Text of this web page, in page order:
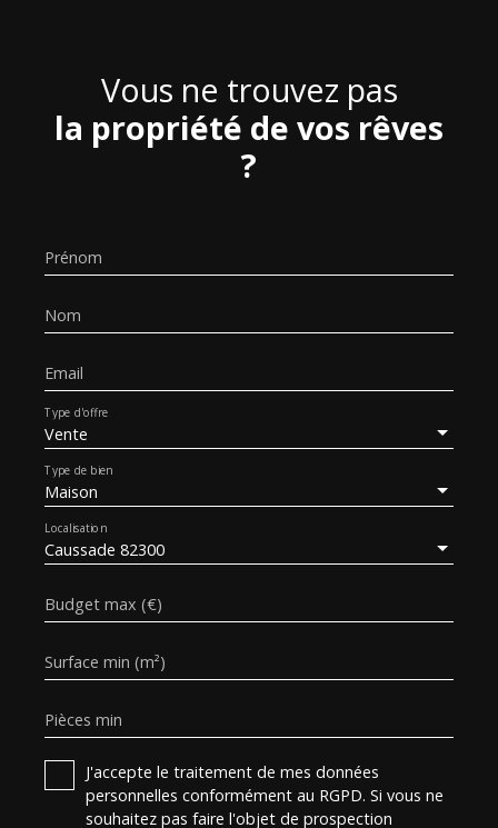
Vous ne trouvez pas
la propriété de vos rêves
?
Prénom
Nom
Email
Vente
Type d'offre
Maison
Type de bien
Caussade 82300
Localisation
Budget max (€)
Surface min (m²)
Pièces min
J'accepte le traitement de mes données
personnelles conformément au RGPD. Si vous ne
souhaitez pas faire l'objet de prospection